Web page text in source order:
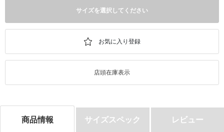
サイズを選択してください
店頭在庫表示
商品情報 サイズスペック レビュー